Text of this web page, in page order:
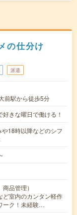
の仕分け
派遣
前駅から徒歩5分
きな曜日で働ける！
や18時以降などのシフ
品管理）
ど室内のカンタン軽作
ーク！未経験…